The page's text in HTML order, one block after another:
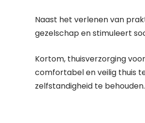
Naast het verlenen van
gezelschap en stimuleert
Kortom, thuisverzorging
comfortabel en veilig thuis
zelfstandigheid te behouden.